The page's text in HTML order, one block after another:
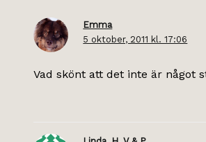
Emma
5 oktober, 2011 kl. 17:06
Vad skönt att det inte är något